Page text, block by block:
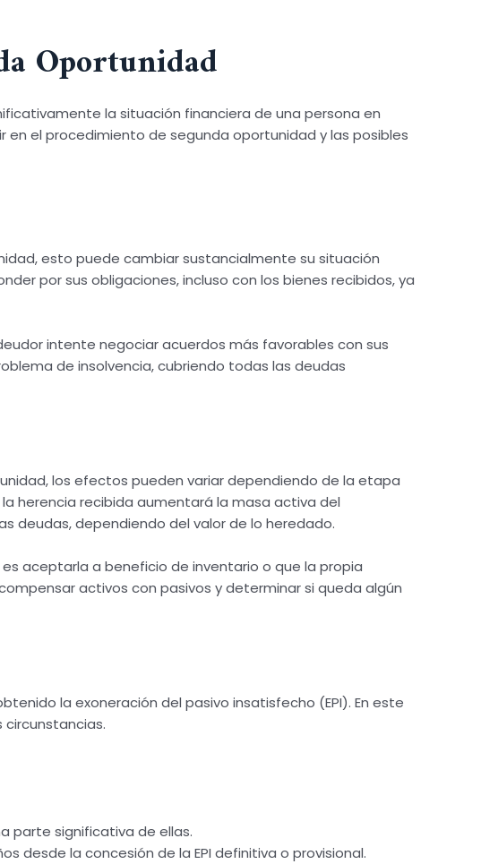
Oportunidad
la situación financiera de una persona en
el procedimiento de segunda oportunidad y las posibles
esto puede cambiar sustancialmente su situación
por sus obligaciones, incluso con los bienes recibidos, ya
intente negociar acuerdos más favorables con sus
de insolvencia, cubriendo todas las deudas
los efectos pueden variar dependiendo de la etapa
herencia recibida aumentará la masa activa del
deudas, dependiendo del valor de lo heredado.
aceptarla a beneficio de inventario o que la propia
activos con pasivos y determinar si queda algún
la exoneración del pasivo insatisfecho (EPI). En este
parte significativa de ellas.
desde la concesión de la EPI definitiva o provisional.